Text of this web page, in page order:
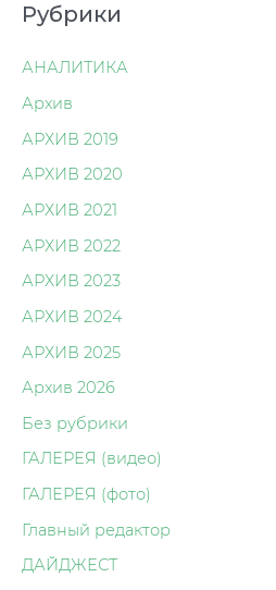
Рубрики
АНАЛИТИКА
Архив
АРХИВ 2019
АРХИВ 2020
АРХИВ 2021
АРХИВ 2022
АРХИВ 2023
АРХИВ 2024
АРХИВ 2025
Архив 2026
Без рубрики
ГАЛЕРЕЯ (видео)
ГАЛЕРЕЯ (фото)
Главный редактор
ДАЙДЖЕСТ